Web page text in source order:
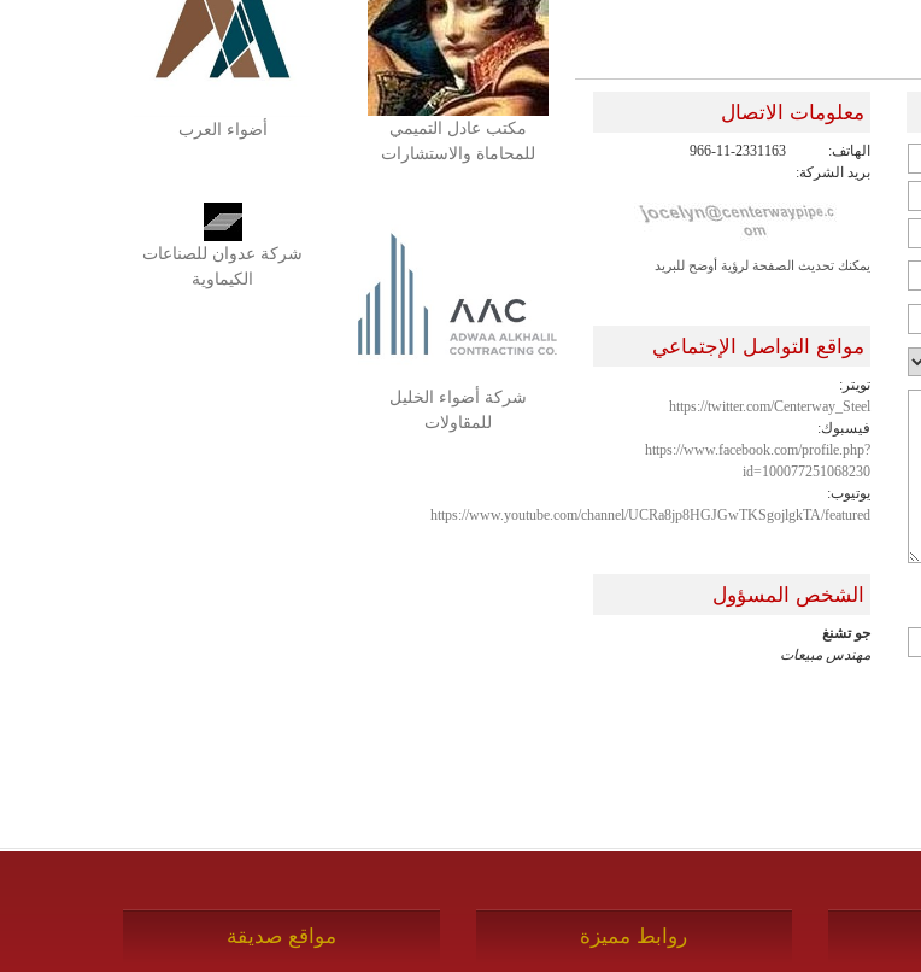
معلومات الاتصال
الهاتف:
966-11-2331163
بريد الشركة:
يمكنك تحديث الصفحة لرؤية أوضح للبريد
مواقع التواصل الإجتماعي
تويتر:
https://twitter.com/Centerway_Steel
فيسبوك:
https://www.facebook.com/profile.php?
id=100077251068230
يوتيوب:
https://www.youtube.com/channel/UCRa8jp8HGJGwTKSgojlgkTA/featured
الشخص المسؤول
جو تشنغ
مهندس مبيعات
مكتب عادل التميمي
للمحاماة والاستشارات
أضواء العرب
شركة أضواء الخليل
للمقاولات
شركة عدوان للصناعات
الكيماوية
روابط مميزة مواقع صديقة